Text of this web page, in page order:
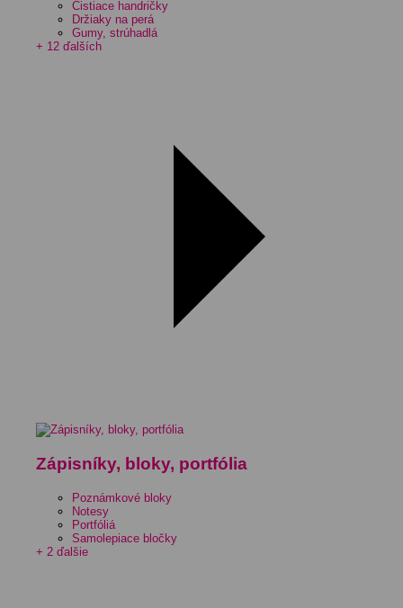
Čistiace handričky
Držiaky na perá
Gumy, strúhadlá
+ 12 ďalších
Zápisníky, bloky, portfólia
Poznámkové bloky
Notesy
Portfóliá
Samolepiace bločky
+ 2 ďalšie